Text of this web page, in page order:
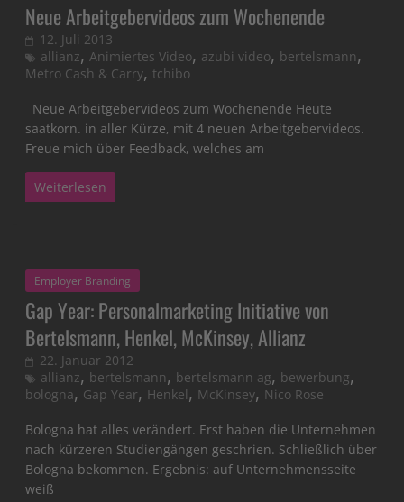
Neue Arbeitgebervideos zum Wochenende
12. Juli 2013
allianz,Animiertes Video, azubi video, bertelsmann,
Metro Cash & Carry,tchibo
Neue Arbeitgebervideos zum Wochenende Heute
saatkorn. in aller Kürze, mit 4 neuen Arbeitgebervideos.
Freue mich über Feedback, welches am
Weiterlesen
Employer Branding
Gap Year: Personalmarketing Initiative von
Bertelsmann, Henkel, McKinsey, Allianz
22. Januar 2012
allianz, bertelsmann, bertelsmann ag, bewerbung,
bologna,Gap Year, Henkel, McKinsey, Nico Rose
Bologna hat alles verändert. Erst haben die Unternehmen
nach kürzeren Studiengängen geschrien. Schließlich über
Bologna bekommen. Ergebnis: auf Unternehmensseite
weiß